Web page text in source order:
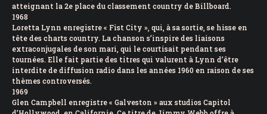
atteignant la 2e place du classement country de Billboard.
1968
Loretta Lynn enregistre « Fist City », qui, à sa sortie, se hisse en
tête des charts country. La chanson s’inspire des liaisons
extraconjugales de son mari, qui le courtisait pendant ses
tournées. Elle fait partie des titres qui valurent à Lynn d’être
interdite de diffusion radio dans les années 1960 en raison de ses
thèmes controversés.
1969
Glen Campbell enregistre « Galveston » aux studios Capitol